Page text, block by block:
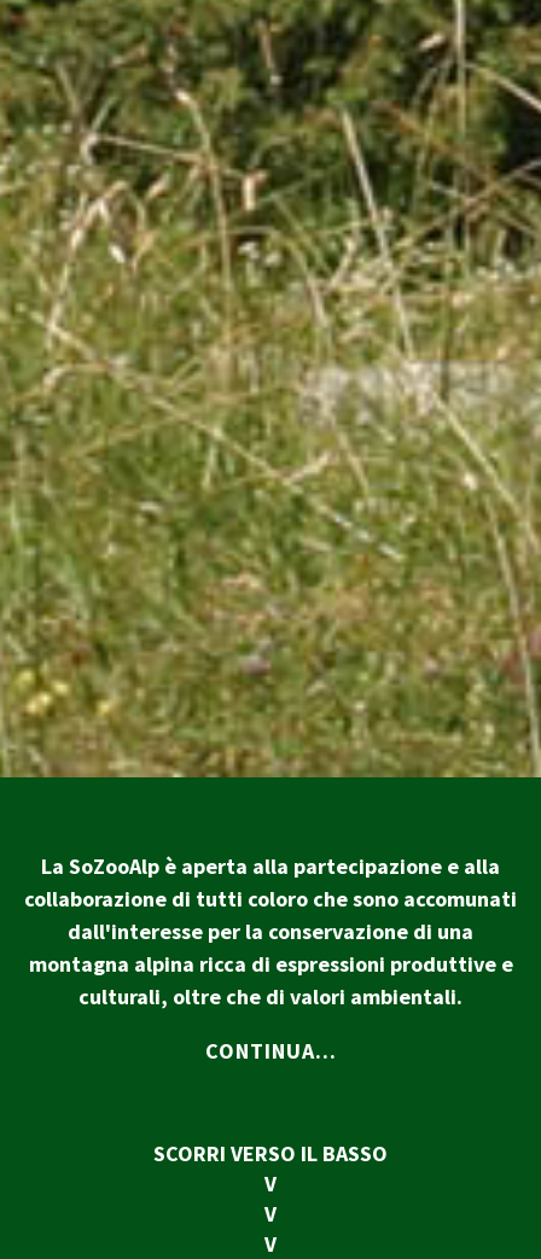
La SoZooAlp è aperta alla partecipazione e alla
collaborazione di tutti coloro che sono accomunati
dall'interesse per la conservazione di una
montagna alpina ricca di espressioni produttive e
culturali, oltre che di valori ambientali.
CONTINUA...
SCORRI VERSO IL BASSO
V
V
V